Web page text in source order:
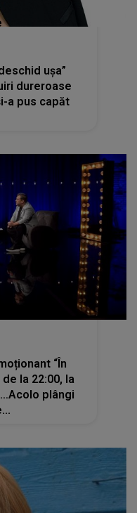
uşa”
dureroase
a pus capăt
“În
la 22:00, la
plângi